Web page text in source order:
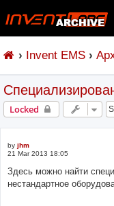
Invent EMS
Locked
by jhm
21 Mar 2013 18:05
Здесь можно найти
нестандартное